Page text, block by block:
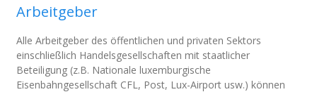
Arbeitgeber
Alle Arbeitgeber des öffentlichen und privaten Sektors
einschließlich Handelsgesellschaften mit staatlicher
Beteiligung (z.B. Nationale luxemburgische
Eisenbahngesellschaft CFL, Post, Lux-Airport usw.) können